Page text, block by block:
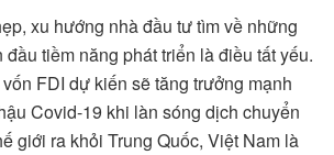
xu hướng nhà đầu tư tìm về những
đầu tiềm năng phát triển là điều tất yếu.
FDI dự kiến sẽ tăng trưởng mạnh
Covid-19 khi làn sóng dịch chuyển
giới ra khỏi Trung Quốc, Việt Nam là